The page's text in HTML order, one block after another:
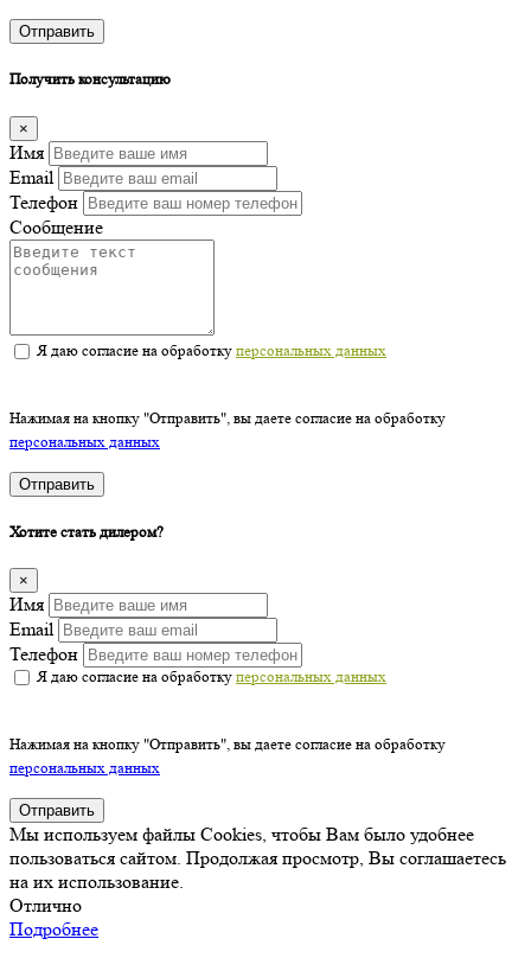
Отправить
Получить консультацию
×
Имя
Email
Телефон
Сообщение
Я даю согласие на обработку персональных данных
Нажимая на кнопку "Отправить", вы даете согласие на обработку
персональных данных
Отправить
Хотите стать дилером?
×
Имя
Email
Телефон
Я даю согласие на обработку персональных данных
Нажимая на кнопку "Отправить", вы даете согласие на обработку
персональных данных
Отправить
Мы используем файлы Cookies, чтобы Вам было удобнее
пользоваться сайтом. Продолжая просмотр, Вы соглашаетесь
на их использование.
Отлично
Подробнее